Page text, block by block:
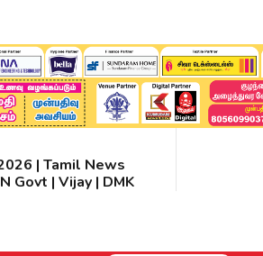
| Tamil News
Govt | Vijay | DMK